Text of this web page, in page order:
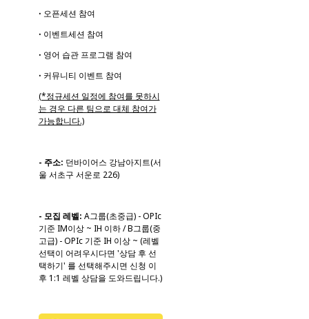
ꞏ 오픈세션 참여
ꞏ 이벤트세션 참여
ꞏ 영어 습관 프로그램 참여
ꞏ 커뮤니티 이벤트 참여
(*정규세션 일정에 참여를 못하시
는 경우 다른 팀으로 대체 참여가
가능합니다.)
- 주소: 던바이어스 강남아지트(서
울 서초구 서운로 226)
- 모집 레벨: A그룹(초중급) - OPIc
기준 IM이상 ~ IH 이하 / B그룹(중
고급) - OPIc 기준 IH 이상 ~ (레벨
선택이 어려우시다면 '상담 후 선
택하기' 를 선택해주시면 신청 이
후 1:1 레벨 상담을 도와드립니다.)